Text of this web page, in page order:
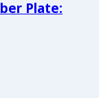
Plate: